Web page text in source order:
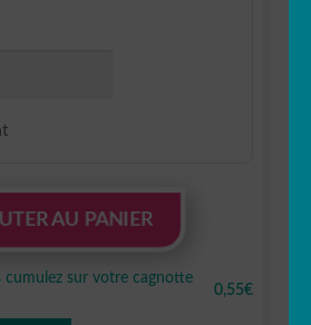
AU PANIER
cumulez sur votre cagnotte
0,55€